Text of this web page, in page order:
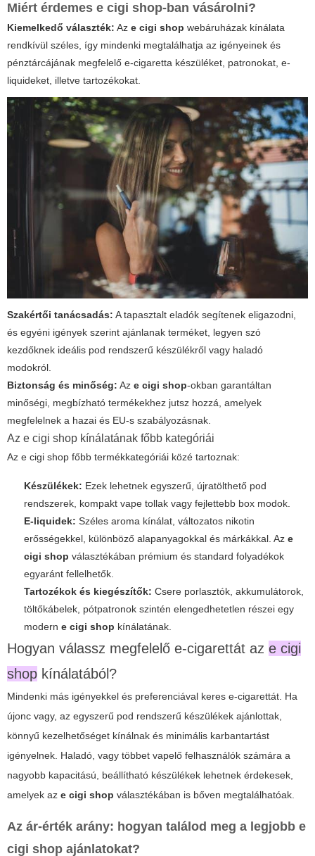
Miért érdemes e cigi shop-ban vásárolni?
Kiemelkedő választék: Az e cigi shop webáruházak kínálata
rendkívül széles, így mindenki megtalálhatja az igényeinek és
pénztárcájának megfelelő e-cigaretta készüléket, patronokat, e-
liquideket, illetve tartozékokat.
Szakértői tanácsadás: A tapasztalt eladók segítenek eligazodni,
és egyéni igények szerint ajánlanak terméket, legyen szó
kezdőknek ideális pod rendszerű készülékről vagy haladó
modokról.
Biztonság és minőség: Az e cigi shop-okban garantáltan
minőségi, megbízható termékekhez jutsz hozzá, amelyek
megfelelnek a hazai és EU-s szabályozásnak.
Az e cigi shop kínálatának főbb kategóriái
Az e cigi shop főbb termékkategóriái közé tartoznak:
Készülékek: Ezek lehetnek egyszerű, újratölthető pod
rendszerek, kompakt vape tollak vagy fejlettebb box modok.
E-liquidek: Széles aroma kínálat, változatos nikotin
erősségekkel, különböző alapanyagokkal és márkákkal. Az e
cigi shop választékában prémium és standard folyadékok
egyaránt fellelhetők.
Tartozékok és kiegészítők: Csere porlasztók, akkumulátorok,
töltőkábelek, pótpatronok szintén elengedhetetlen részei egy
modern e cigi shop kínálatának.
Hogyan válassz megfelelő e-cigarettát az e cigi
shop kínálatából?
Mindenki más igényekkel és preferenciával keres e-cigarettát. Ha
újonc vagy, az egyszerű pod rendszerű készülékek ajánlottak,
könnyű kezelhetőséget kínálnak és minimális karbantartást
igényelnek. Haladó, vagy többet vapelő felhasználók számára a
nagyobb kapacitású, beállítható készülékek lehetnek érdekesek,
amelyek az e cigi shop választékában is bőven megtalálhatóak.
Az ár-érték arány: hogyan találod meg a legjobb e
cigi shop ajánlatokat?